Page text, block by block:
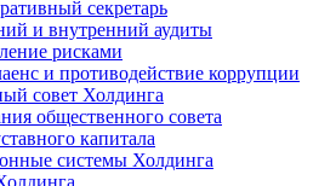
секретарь
и внутренний аудиты
рисками
и противодействие коррупции
совет Холдинга
общественного совета
капитала
системы Холдинга